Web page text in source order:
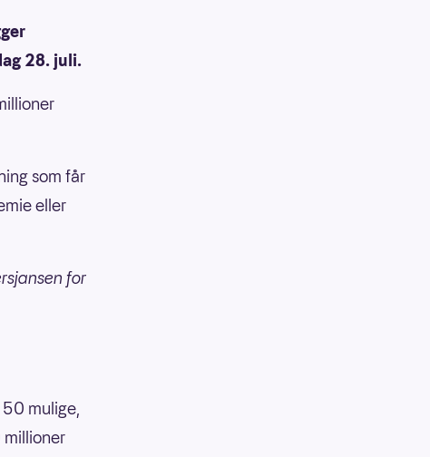
28. juli.
som får
eller
for
mulige,